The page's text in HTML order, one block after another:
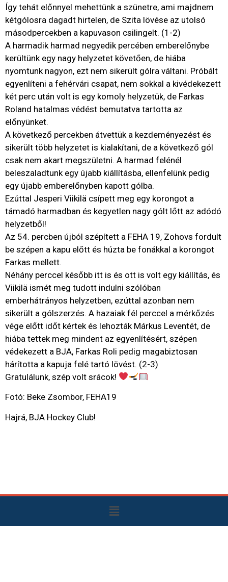
Így tehát előnnyel mehettünk a szünetre, ami majdnem
kétgólosra dagadt hirtelen, de Szita lövése az utolsó
másodpercekben a kapuvason csilingelt. (1-2)
A harmadik harmad negyedik percében emberelőnybe
kerültünk egy nagy helyzetet követően, de hiába
nyomtunk nagyon, ezt nem sikerült gólra váltani. Próbált
egyenlíteni a fehérvári csapat, nem sokkal a kivédekezett
két perc után volt is egy komoly helyzetük, de Farkas
Roland hatalmas védést bemutatva tartotta az
előnyünket.
A következő percekben átvettük a kezdeményezést és
sikerült több helyzetet is kialakítani, de a következő gól
csak nem akart megszületni. A harmad felénél
beleszaladtunk egy újabb kiállításba, ellenfelünk pedig
egy újabb emberelőnyben kapott gólba.
Ezúttal Jesperi Viikilä csípett meg egy korongot a
támadó harmadban és kegyetlen nagy gólt lőtt az adódó
helyzetből!
Az 54. percben újból szépített a FEHA 19, Zohovs fordult
be szépen a kapu előtt és húzta be fonákkal a korongot
Farkas mellett.
Néhány perccel később itt is és ott is volt egy kiállítás, és
Viikilä ismét meg tudott indulni szólóban
emberhátrányos helyzetben, ezúttal azonban nem
sikerült a gólszerzés. A hazaiak fél perccel a mérkőzés
vége előtt időt kértek és lehozták Márkus Leventét, de
hiába tettek meg mindent az egyenlítésért, szépen
védekezett a BJA, Farkas Roli pedig magabiztosan
hárította a kapuja felé tartó lövést. (2-3)
Gratulálunk, szép volt srácok!
Fotó: Beke Zsombor, FEHA19
Hajrá, BJA Hockey Club!